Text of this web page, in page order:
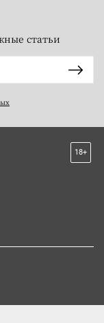
статьи
18+